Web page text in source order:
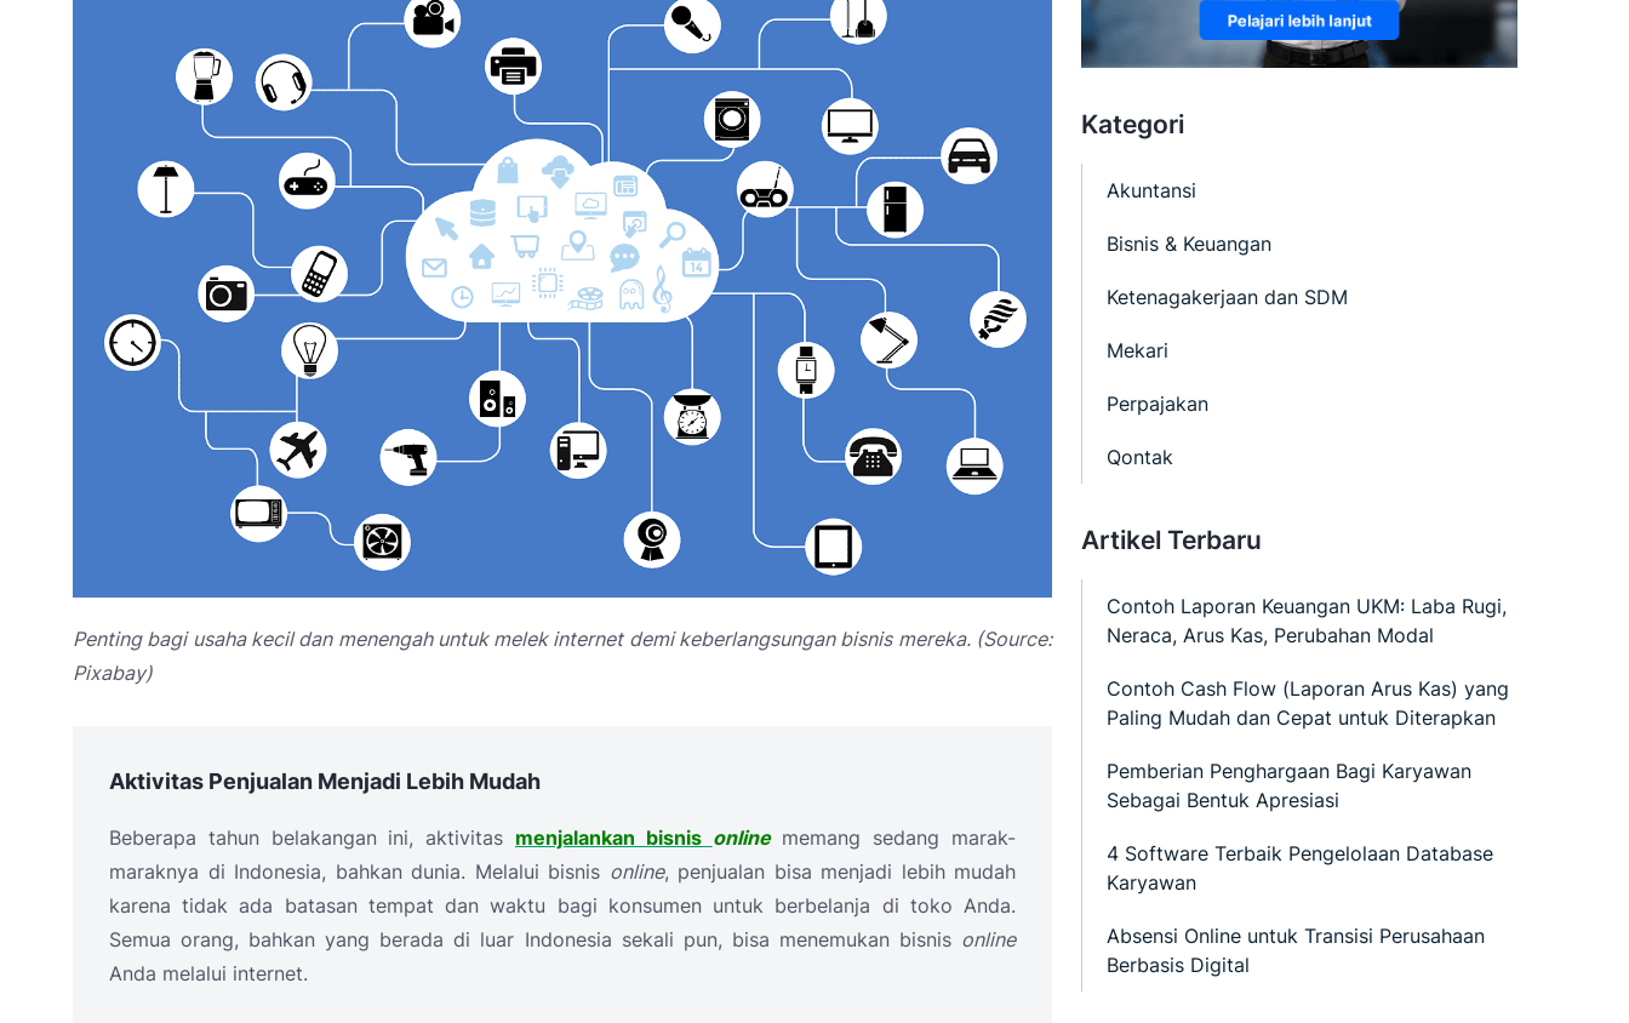
Penting bagi usaha kecil dan menengah untuk melek internet demi keberlangsungan bisnis mereka. (Source:
Pixabay)
Aktivitas Penjualan Menjadi Lebih Mudah
Beberapa tahun belakangan ini, aktivitas menjalankan bisnis onlinememang sedang marak-
maraknya di Indonesia, bahkan dunia. Melalui bisnis online, penjualan bisa menjadi lebih mudah
karena tidak ada batasan tempat dan waktu bagi konsumen untuk berbelanja di toko Anda.
Semua orang, bahkan yang berada di luar Indonesia sekali pun, bisa menemukan bisnis online
Anda melalui internet.
Kategori
Akuntansi
Bisnis & Keuangan
Ketenagakerjaan dan SDM
Mekari
Perpajakan
Qontak
Artikel Terbaru
Contoh Laporan Keuangan UKM: Laba Rugi,
Neraca, Arus Kas, Perubahan Modal
Contoh Cash Flow (Laporan Arus Kas) yang
Paling Mudah dan Cepat untuk Diterapkan
Pemberian Penghargaan Bagi Karyawan
Sebagai Bentuk Apresiasi
4 Software Terbaik Pengelolaan Database
Karyawan
Absensi Online untuk Transisi Perusahaan
Berbasis Digital